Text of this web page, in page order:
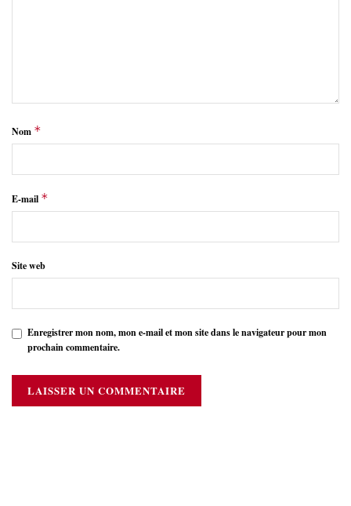
Nom *
E-mail *
Site web
Enregistrer mon nom, mon e-mail et mon site dans le navigateur pour mon
prochain commentaire.